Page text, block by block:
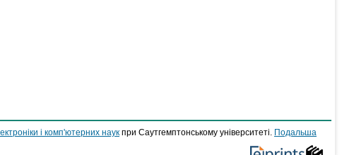
і комп'ютерних наук при Саутгемптонському університеті.
Подальша